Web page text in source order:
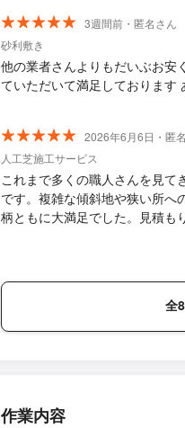
3週間前・匿名さん
砂利敷き
他の業者さんよりもだいぶお安
ていただいて満足しております
2026年6月6日・匿
人工芝施工サービス
これまで多くの職人さんを見て
です。複雑な傾斜地や狭い所へ
柄ともに大満足でした。見積も
頂きました。 誠実でセンスも
全
作業内容